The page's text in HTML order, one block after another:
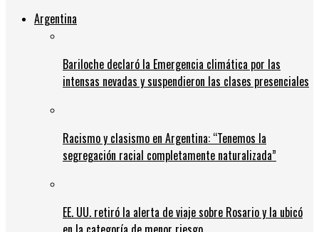
Argentina
Bariloche declaró la Emergencia climática por las
intensas nevadas y suspendieron las clases presenciales
Racismo y clasismo en Argentina: “Tenemos la
segregación racial completamente naturalizada”
EE. UU. retiró la alerta de viaje sobre Rosario y la ubicó